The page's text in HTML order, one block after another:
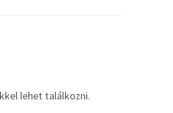
lehet találkozni.